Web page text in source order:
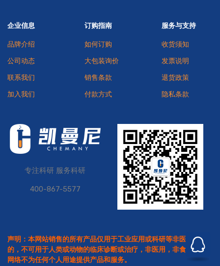
企业信息
品牌介绍
公司动态
联系我们
加入我们
订购指南
如何订购
大包装询价
销售条款
付款方式
服务与支持
收货须知
发票说明
退货政策
隐私条款
专注科研 服务科研
400-867-5577
声明：本网站销售的所有产品仅用于工业应用或科研等非医疗目
的，不可用于人类或动物的临床诊断或治疗，非医用，非食用。本
网络不为任何个人用途提供产品和服务。